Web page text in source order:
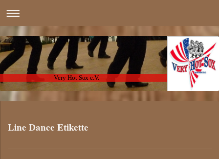
Very Hot Sox e.V.
Line Dance Etikette